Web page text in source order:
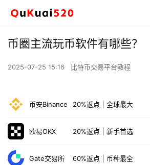
币圈主流玩币软件有哪些？
2025-07-25 15:16 比特币交易平台教程
币安Binance 20%返点 全球最大
欧易OKX 20%返点 新手首选
Gate交易所 60%返点 币种最全